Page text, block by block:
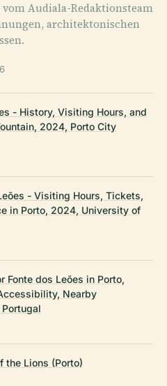
Audiala-Redaktionsteam
architektonischen
- History, Visiting Hours, and
2024, Porto City
- Visiting Hours, Tickets,
in Porto, 2024, University of
Fonte dos Leões in Porto,
Nearby
the Lions (Porto)